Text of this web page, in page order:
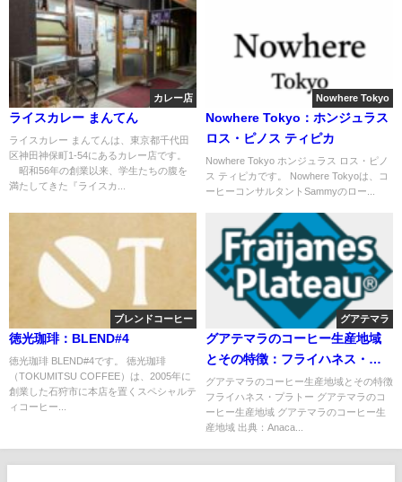
カレー店
ライスカレー まんてん
ライスカレー まんてんは、東京都千代田
区神田神保町1-54にあるカレー店です。
昭和56年の創業以来、学生たちの腹を
満たしてきた『ライスカ...
Nowhere Tokyo
Nowhere Tokyo：ホンジュラス
ロス・ピノス ティピカ
Nowhere Tokyo ホンジュラス ロス・ピノ
ス ティピカです。 Nowhere Tokyoは、コ
ーヒーコンサルタントSammyのロー...
ブレンドコーヒー
徳光珈琲：BLEND#4
徳光珈琲 BLEND#4です。 徳光珈琲
（TOKUMITSU COFFEE）は、2005年に
創業した石狩市に本店を置くスペシャルテ
ィコーヒー...
グアテマラ
グアテマラのコーヒー生産地域
とその特徴：フライハネス・プ
ラトー
グアテマラのコーヒー生産地域とその特徴
フライハネス・プラトー グアテマラのコ
ーヒー生産地域 グアテマラのコーヒー生
産地域 出典：Anaca...